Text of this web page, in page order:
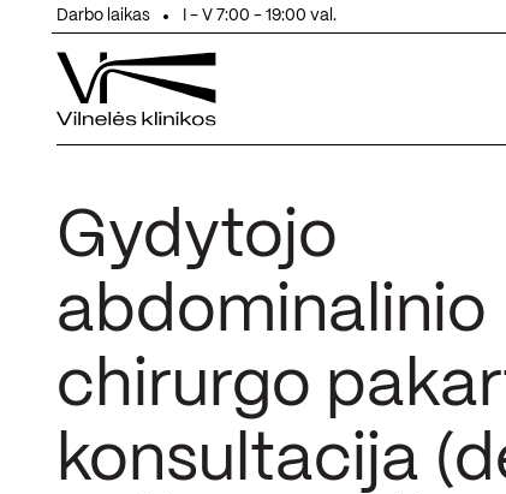
Eiti prie turinio
Darbo laikas I - V 7:00 - 19:00 val.
Gydytojo
abdominalinio
chirurgo
konsultacija